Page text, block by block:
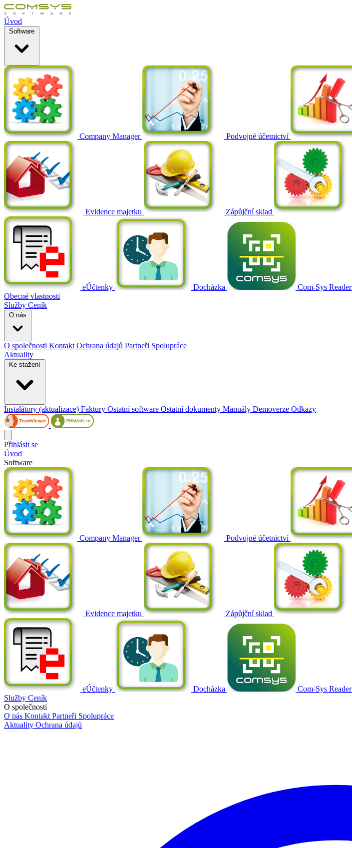
Úvod
Software
Company Manager Podvojné účetnictví
Evidence majetku Zápůjční sklad
eÚčtenky Docházka Com-Sys Reader
Obecné vlastnosti
Služby Ceník
O nás
O společnosti Kontakt Ochrana údajů Partneři Spolupráce
Aktuality
Ke stažení
Instalátory (aktualizace) Faktury Ostatní software Ostatní dokumenty Manuály Demoverze Odkazy
Přihlásit se
Úvod
Software
Company Manager Podvojné účetnictví
Evidence majetku Zápůjční sklad
eÚčtenky Docházka Com-Sys Reader
Služby Ceník
O společnosti
O nás Kontakt Partneři Spolupráce
Aktuality Ochrana údajů